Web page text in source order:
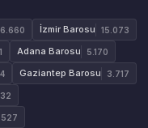
İzmir Barosu 15.073
Adana Barosu 5.170
Gaziantep Barosu 3.717